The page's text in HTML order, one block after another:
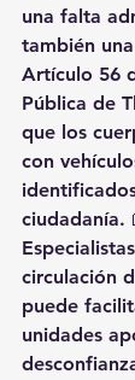
una falta
también
Artículo 56
Pública de
que los
con
ciudadanía.
circulación
puede
unidades